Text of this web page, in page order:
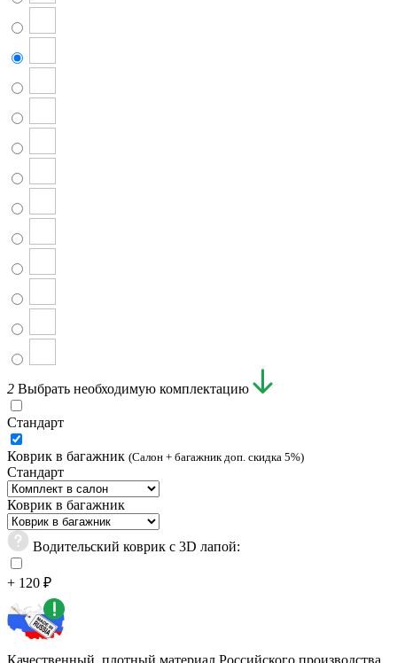
2 Выбрать необходимую комплектацию
Стандарт
Коврик в багажник (Салон + багажник доп. скидка 5%)
Стандарт
Коврик в багажник
Водительский коврик с 3D лапой:
+ 120 ₽
Качественный, плотный материал Российского производства